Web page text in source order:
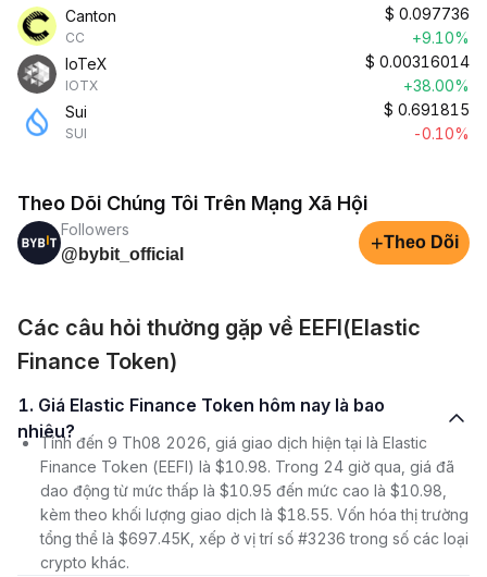
Canton
CC
$ 0.097736
+9.10%
IoTeX
IOTX
$ 0.00316014
+38.00%
Sui
SUI
$ 0.691815
-0.10%
Theo Dõi Chúng Tôi Trên Mạng Xã Hội
Followers
@bybit_official
+Theo Dõi
Các câu hỏi thường gặp về EEFI(Elastic
Finance Token)
1. Giá Elastic Finance Token hôm nay là bao
nhiêu?
Tính đến 9 Th08 2026, giá giao dịch hiện tại là Elastic
Finance Token (EEFI) là $10.98. Trong 24 giờ qua, giá đã
dao động từ mức thấp là $10.95 đến mức cao là $10.98,
kèm theo khối lượng giao dịch là $18.55. Vốn hóa thị trường
tổng thể là $697.45K, xếp ở vị trí số #3236 trong số các loại
crypto khác.